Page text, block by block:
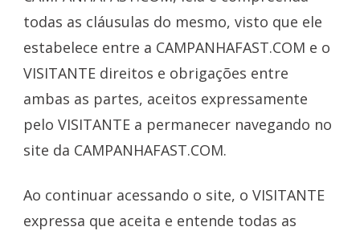
todas as cláusulas do mesmo, visto que ele
estabelece entre a CAMPANHAFAST.COM e o
VISITANTE direitos e obrigações entre
ambas as partes, aceitos expressamente
pelo VISITANTE a permanecer navegando no
site da CAMPANHAFAST.COM.
Ao continuar acessando o site, o VISITANTE
expressa que aceita e entende todas as